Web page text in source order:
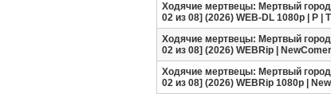
Ходячие мертвецы: Мертвый
02 из 08] (2026) WEB-DL 1080p | P |
Ходячие мертвецы: Мертвый
02 из 08] (2026) WEBRip |
Ходячие мертвецы: Мертвый
02 из 08] (2026) WEBRip 1080p |